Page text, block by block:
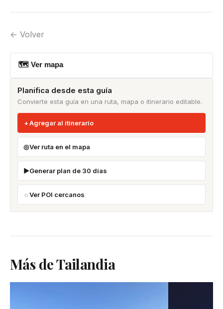
← Volver
🗺 Ver mapa
Planifica desde esta guía
Convierte esta guía en una ruta, mapa o itinerario editable.
Agregar al itinerario
Ver ruta en el mapa
Generar plan de 30 días
Ver POI cercanos
Más de Tailandia